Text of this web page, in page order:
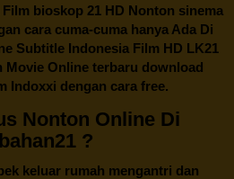
bioskop 21 HD Nonton sinema
cara cuma-cuma hanya Ada Di
Subtitle Indonesia Film HD LK21
Movie Online terbaru download
Indoxxi dengan cara free.
Nonton Online Di
?
keluar rumah mengantri dan